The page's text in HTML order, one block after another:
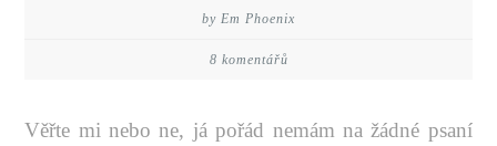
by Em Phoenix
8 komentářů
Věřte mi nebo ne, já pořád nemám na žádné psaní